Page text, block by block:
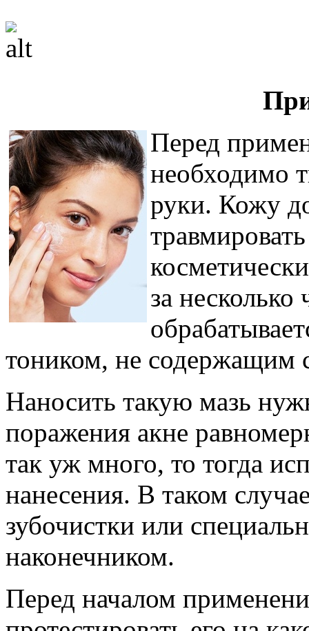
Перед
необходимо
руки. Кожу
за
тоником, не содержащим
Наносить такую мазь
поражения акне
так уж много, то тогда
нанесения. В таком
зубочистки или
наконечником.
Перед началом